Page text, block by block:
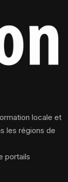
locale et
les régions de
portails